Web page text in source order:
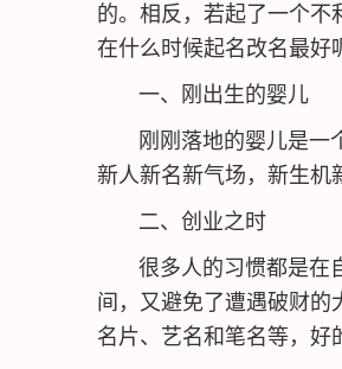
的。相反，若起了一个不
在什么时候起名改名最好
一、刚出生的婴儿
刚刚落地的婴儿是一个
新人新名新气场，新生机
二、创业之时
很多人的习惯都是在自
间，又避免了遭遇破财的
名片、艺名和笔名等，好